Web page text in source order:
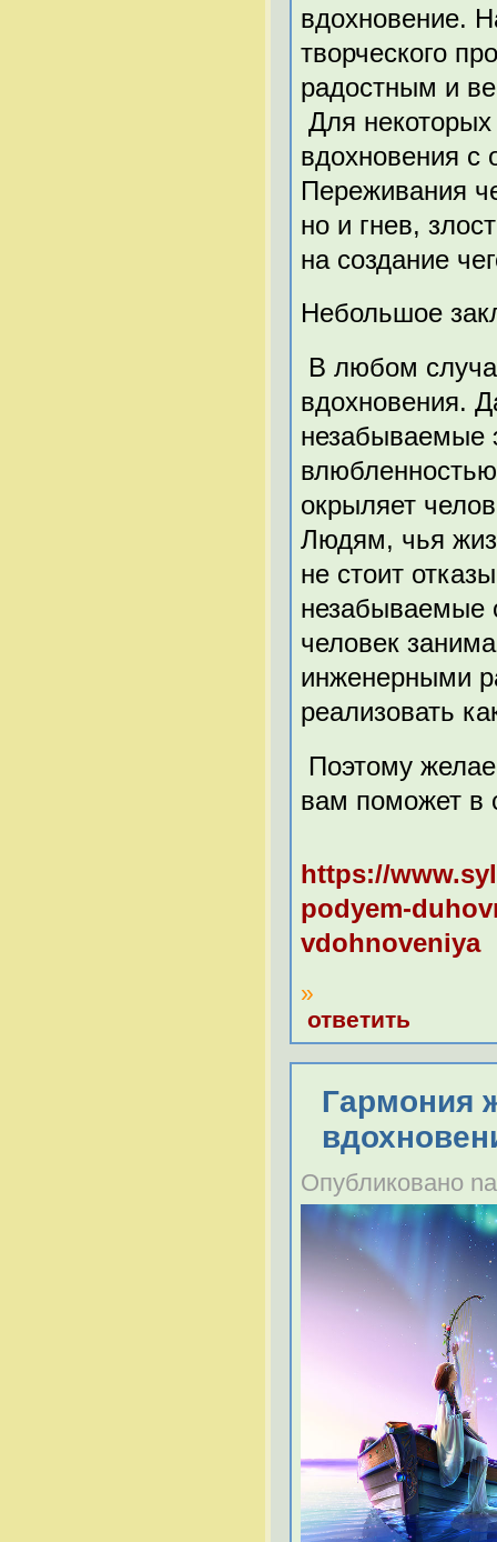
вдохновение.
творческого
радостным и
Для некоторых
вдохновения с
Переживания
но и гнев,
на создание
Небольшое
В любом
вдохновения.
незабываемые
окрыляет
Людям, чья
не стоит
незабываемые
человек
инженерными
реализовать
Поэтому
вам поможет в
https://
podyem-
vdohnoveniya
»
ответить
Гармония
Опубликовано